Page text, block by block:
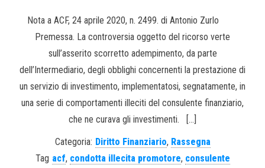
Nota a ACF, 24 aprile 2020, n. 2499. di Antonio Zurlo
Premessa. La controversia oggetto del ricorso verte
sull’asserito scorretto adempimento, da parte
dell’Intermediario, degli obblighi concernenti la prestazione di
un servizio di investimento, implementatosi, segnatamente, in
una serie di comportamenti illeciti del consulente finanziario,
che ne curava gli investimenti. […]
Categoria: Diritto Finanziario, Rassegna
Tag acf, condotta illecita promotore, consulente